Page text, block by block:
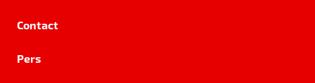
Contact
Pers